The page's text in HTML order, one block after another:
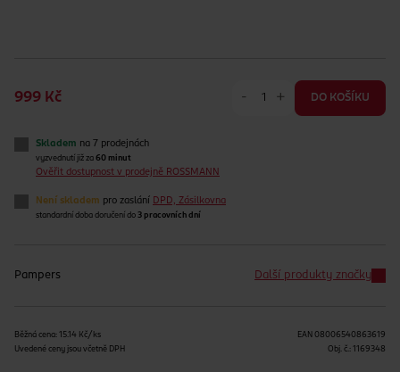
999 Kč - + DO KOŠÍKU
Skladem na 7 prodejnách
vyzvednutí již za 60 minut
Ověřit dostupnost v prodejně ROSSMANN
Není skladem pro zaslání DPD, Zásilkovna
standardní doba doručení do 3 pracovních dní
Pampers Další produkty značky
Běžná cena: 15.14 Kč/ks
Uvedené ceny jsou včetně DPH
EAN 08006540863619
Obj. č.: 1169348